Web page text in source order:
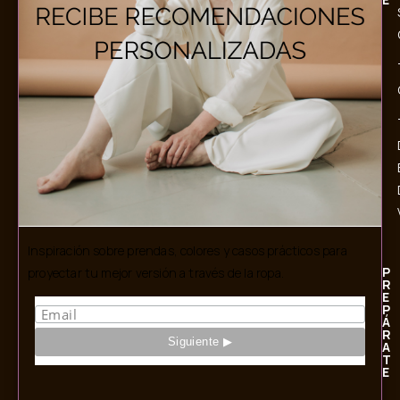
Inspiración sobre prendas, colores y casos prácticos para
proyectar tu mejor versión a través de la ropa.
P
R
E
P
Á
R
A
T
E